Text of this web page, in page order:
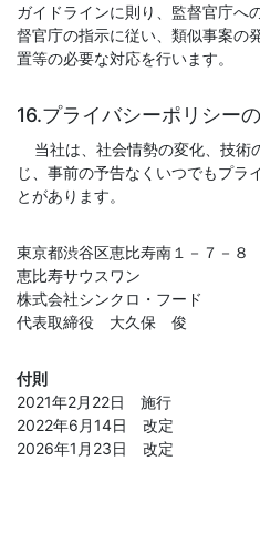
ガイドラインに則り、監督官庁へ
督官庁の指示に従い、類似事案の
置等の必要な対応を行います。
16.プライバシーポリシー
当社は、社会情勢の変化、技術
じ、事前の予告なくいつでもプラ
とがあります。
東京都渋谷区恵比寿南１－７－８
恵比寿サウスワン
株式会社シンクロ・フード
代表取締役 大久保 俊
付則
2021年2月22日 施行
2022年6月14日 改定
2026年1月23日 改定